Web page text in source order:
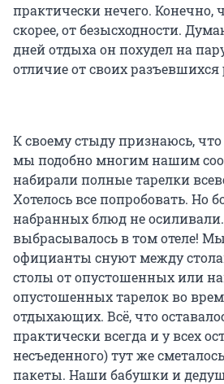
практически нечего. Конечно,
скорее, от безысходности.
дней отдыха он похудел на
отличие от своих разъевшихся
К своему стыду признаюсь,
мы подобно многим нашим
набирали полные тарелки
Хотелось все попробовать. Но
набранных блюд не
выбрасывалось в том отеле!
официанты снуют между
столы от опустошенных или
опустошенных тарелок во
отдыхающих. Всё, что
практически всегда и у всех
несъеденного) тут же
пакеты. Наши бабушки и